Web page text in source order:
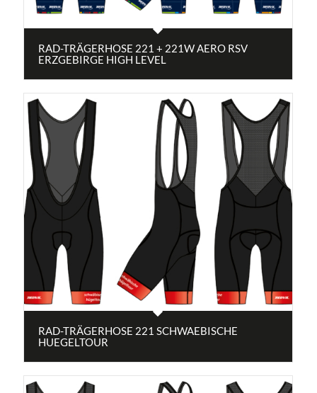
RAD-TRÄGERHOSE 221 + 221W AERO RSV
ERZGEBIRGE HIGH LEVEL
RAD-TRÄGERHOSE 221 SCHWAEBISCHE
HUEGELTOUR